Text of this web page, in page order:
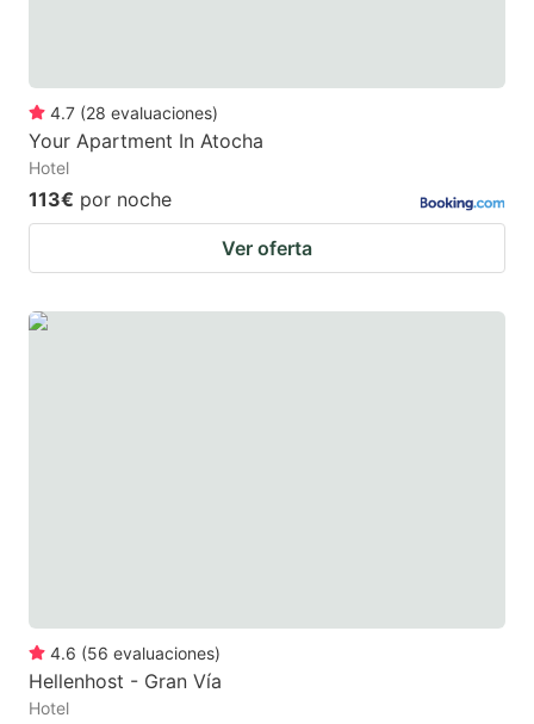
4.7 (28 evaluaciones)
Your Apartment In Atocha
Hotel
113€ por noche
Ver oferta
4.6 (56 evaluaciones)
Hellenhost - Gran Vía
Hotel